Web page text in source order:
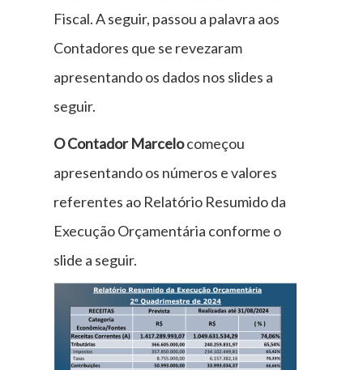
Fiscal. A seguir, passou a palavra aos
Contadores que se revezaram
apresentando os dados nos slides a
seguir.
O Contador Marcelocomeçou
apresentando os números e valores
referentes ao Relatório Resumido da
Execução Orçamentária conforme o
slide a seguir.